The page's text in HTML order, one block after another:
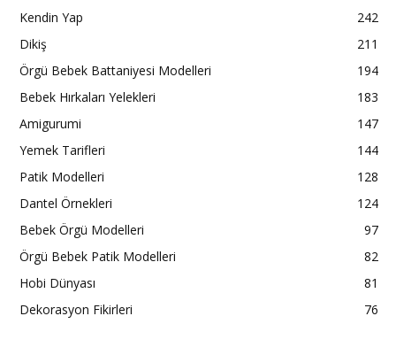
Kendin Yap
242
Dikiş
211
Örgü Bebek Battaniyesi Modelleri
194
Bebek Hırkaları Yelekleri
183
Amigurumi
147
Yemek Tarifleri
144
Patik Modelleri
128
Dantel Örnekleri
124
Bebek Örgü Modelleri
97
Örgü Bebek Patik Modelleri
82
Hobi Dünyası
81
Dekorasyon Fikirleri
76